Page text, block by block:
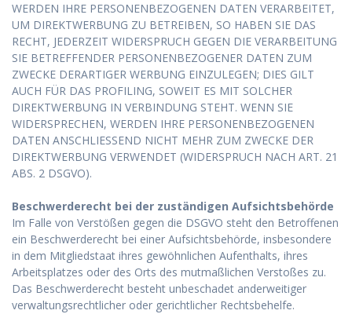
WERDEN IHRE PERSONENBEZOGENEN DATEN VERARBEITET,
UM DIREKTWERBUNG ZU BETREIBEN, SO HABEN SIE DAS
RECHT, JEDERZEIT WIDERSPRUCH GEGEN DIE VERARBEITUNG
SIE BETREFFENDER PERSONENBEZOGENER DATEN ZUM
ZWECKE DERARTIGER WERBUNG EINZULEGEN; DIES GILT
AUCH FÜR DAS PROFILING, SOWEIT ES MIT SOLCHER
DIREKTWERBUNG IN VERBINDUNG STEHT. WENN SIE
WIDERSPRECHEN, WERDEN IHRE PERSONENBEZOGENEN
DATEN ANSCHLIESSEND NICHT MEHR ZUM ZWECKE DER
DIREKTWERBUNG VERWENDET (WIDERSPRUCH NACH ART. 21
ABS. 2 DSGVO).
Beschwerderecht bei der zuständigen Aufsichtsbehörde
Im Falle von Verstößen gegen die DSGVO steht den Betroffenen
ein Beschwerderecht bei einer Aufsichtsbehörde, insbesondere
in dem Mitgliedstaat ihres gewöhnlichen Aufenthalts, ihres
Arbeitsplatzes oder des Orts des mutmaßlichen Verstoßes zu.
Das Beschwerderecht besteht unbeschadet anderweitiger
verwaltungsrechtlicher oder gerichtlicher Rechtsbehelfe.